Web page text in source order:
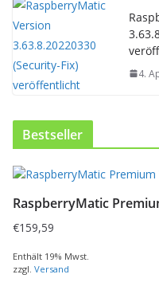
4.
Bestseller
RaspberryMatic
€159,59
Enthält 19% Mwst.
zzgl. Versand